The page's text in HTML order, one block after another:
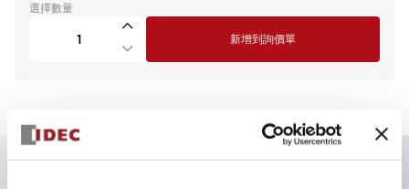
選擇數量
新增到詢價單